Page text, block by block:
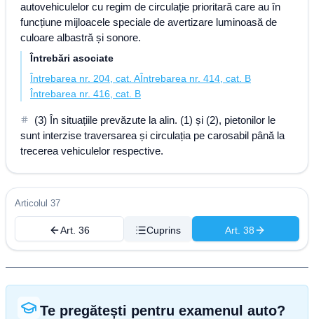
autovehiculelor cu regim de circulație prioritară care au în
funcțiune mijloacele speciale de avertizare luminoasă de
culoare albastră și sonore.
Întrebări asociate
Întrebarea nr. 204, cat. AÎntrebarea nr. 414, cat. B
Întrebarea nr. 416, cat. B
(3) În situațiile prevăzute la alin. (1) și (2), pietonilor le
sunt interzise traversarea și circulația pe carosabil până la
trecerea vehiculelor respective.
Articolul 37
Art. 36 Cuprins Art. 38
Te pregătești pentru examenul auto?